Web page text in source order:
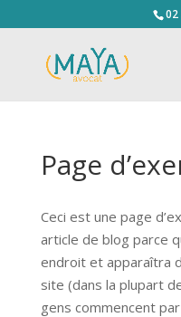
02
Page
Ceci est une page
article de blog parce
endroit et apparaîtra
site (dans la plupart
gens commencent